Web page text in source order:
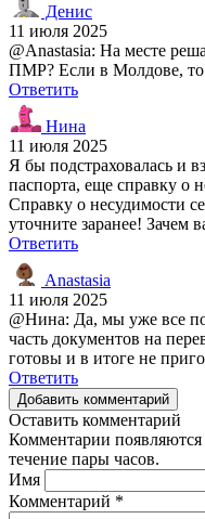
Денис
11 июля 2025
@Anastasia: На месте
ПМР? Если в Молдове, то
Ответить
Нина
11 июля 2025
Я бы подстраховалась и
паспорта, еще справку о
Справку о несудимости
уточните заранее! Зачем
Ответить
Anastasia
11 июля 2025
@Нина: Да, мы уже все
часть документов на
готовы и в итоге не
Ответить
Добавить комментарий
Оставить комментарий
Комментарии появляются
течение пары часов.
Имя
Комментарий *